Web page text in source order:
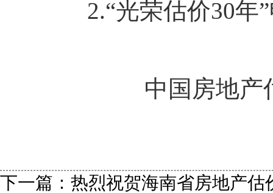
2.“光荣估价30年
中国房地产
下一篇： 热烈祝贺海南省房地产